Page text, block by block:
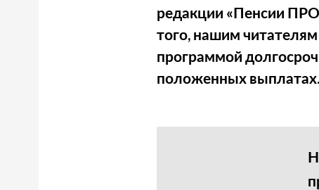
редакции «Пенсии
того, нашим
программой
положенных